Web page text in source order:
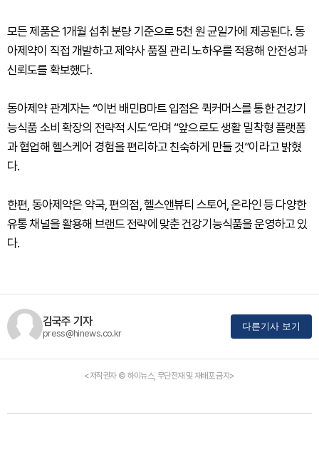
모든 제품은 1개월 섭취 분량 기준으로 5천 원 균일가에 제공된다. 동
아제약이 직접 개발하고 제약사 품질 관리 노하우를 적용해 안전성과
신뢰도를 확보했다.
동아제약 관계자는 “이번 배민B마트 입점은 퀵커머스를 통한 건강기
능식품 소비 확장의 전략적 시도”라며 “앞으로도 생활 밀착형 플랫폼
과 협업해 헬스케어 경험을 편리하고 친숙하게 만들 것”이라고 밝혔
다.
한편, 동아제약은 약국, 편의점, 헬스앤뷰티 스토어, 온라인 등 다양한
유통 채널을 활용해 브랜드 전략에 맞춘 건강기능식품을 운영하고 있
다.
김국주 기자
press@hinews.co.kr
다른기사 보기
<저작권자 © 하이뉴스, 무단전재 및 재배포 금지>